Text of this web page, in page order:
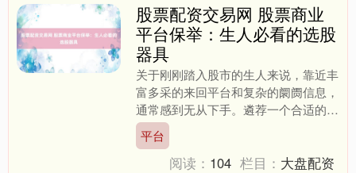
股票配资交易网 股票商业
平台保举：生人必看的选股
器具
关于刚刚踏入股市的生人来说，靠近丰
富多采的来回平台和复杂的阛阓信息，
通常感到无从下手。遴荐一个合适的股
票商业平台，不仅相关到来回资本，更
径直影响选股后果和投资收....
平台
阅读： 104 栏目： 大盘配资